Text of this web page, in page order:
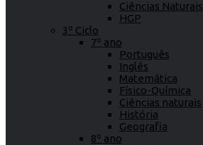
Ciências Naturais
HGP
3º Ciclo
7º ano
Português
Inglês
Matemática
Físico-Química
Ciências naturais
História
Geografia
8º ano